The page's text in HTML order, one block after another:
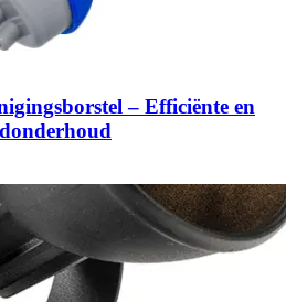
– Efficiënte en